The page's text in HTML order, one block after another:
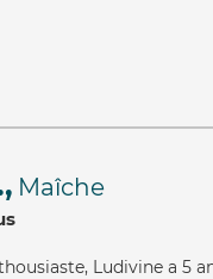
Maîche
Ludivine a 5